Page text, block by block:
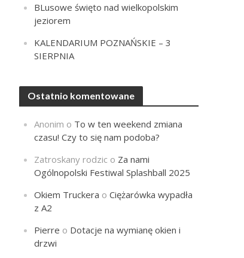
BLusowe święto nad wielkopolskim
jeziorem
KALENDARIUM POZNAŃSKIE – 3
SIERPNIA
Ostatnio komentowane
Anonim o To w ten weekend zmiana
czasu! Czy to się nam podoba?
Zatroskany rodzic o Za nami
Ogólnopolski Festiwal Splashball 2025
Okiem Truckera oCiężarówka wypadła
z A2
Pierre o Dotacje na wymianę okien i
drzwi